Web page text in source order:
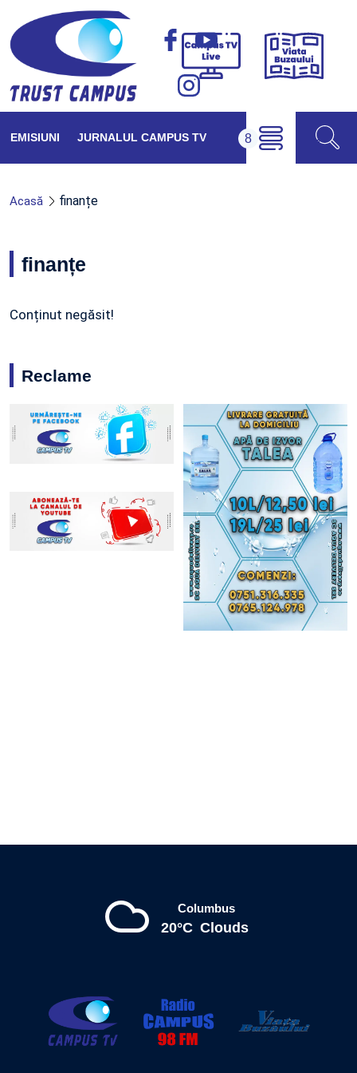
Campus
Viața
EMISIUNI JURNALUL CAMPUS TV
Acasă finanțe
finanțe
Conținut negăsit!
Reclame
Columbus
20°C Clouds